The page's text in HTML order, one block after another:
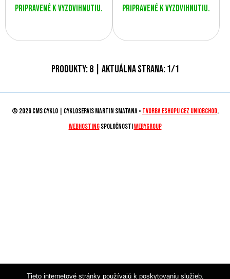
Pripravené k vyzdvihnutiu.
Pripravené k vyzdvihnutiu.
Produkty:8| Aktuálna strana:1/1
© 2026 CMS CYKLO | Cykloservis Martin Smatana • tvorba eshopu cez UNIobchod,
webhostingspoločnosti WEBYGROUP
Tieto internetové stránky používajú k poskytovaniu služieb,